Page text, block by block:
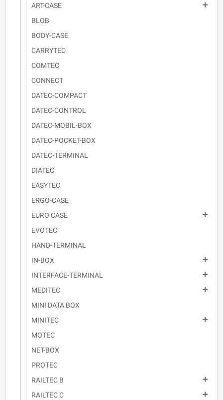
ART-CASE

BLOB
BODY-CASE
CARRYTEC
COMTEC
CONNECT
DATEC-COMPACT
DATEC-CONTROL
DATEC-MOBIL-BOX
DATEC-POCKET-BOX
DATEC-TERMINAL
DIATEC
EASYTEC
ERGO-CASE
EURO CASE

EVOTEC
HAND-TERMINAL
IN-BOX

INTERFACE-TERMINAL

MEDITEC

MINI DATA BOX
MINITEC

MOTEC
NET-BOX
PROTEC
RAILTEC B

RAILTEC C
